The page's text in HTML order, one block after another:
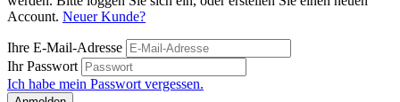
Account. Neuer Kunde?
Ihre E-Mail-Adresse
Ihr Passwort
Ich habe mein Passwort vergessen.